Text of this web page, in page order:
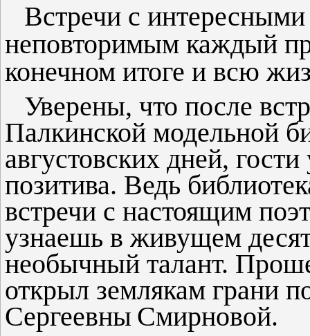
Встречи с
неповторимым каждый
конечном итоге и всю
Уверены, что после
Палкинской модельной
августовских дней,
позитива. Ведь
встречи с настоящим
узнаешь в живущем
необычный талант.
открыл землякам грани
Сергеевны Смирновой.